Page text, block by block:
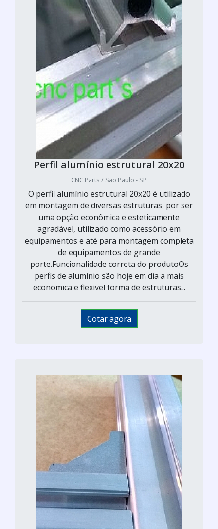
Perfil alumínio estrutural 20x20
CNC Parts / São Paulo - SP
O perfil alumínio estrutural 20x20 é utilizado
em montagem de diversas estruturas, por ser
uma opção econômica e esteticamente
agradável, utilizado como acessório em
equipamentos e até para montagem completa
de equipamentos de grande
porte.Funcionalidade correta do produtoOs
perfis de alumínio são hoje em dia a mais
econômica e flexível forma de estruturas...
Cotar agora